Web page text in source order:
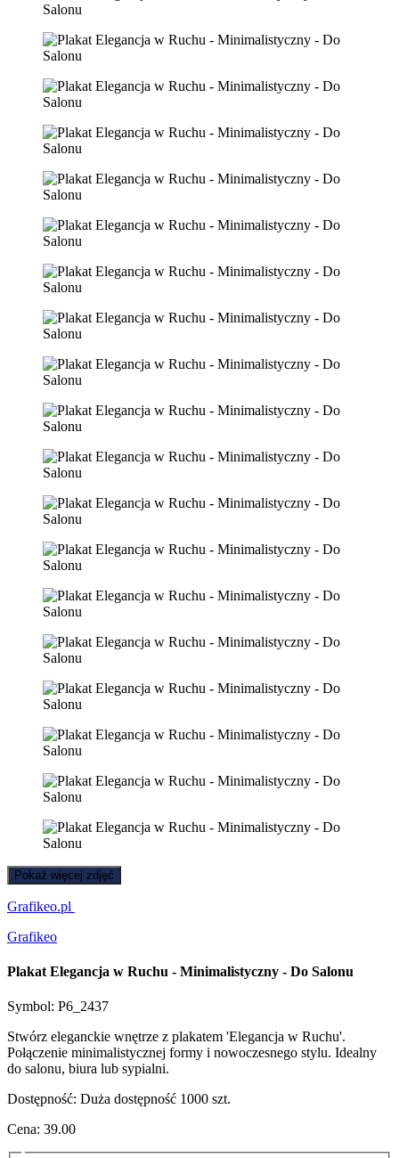
Pokaż więcej zdjęć
Grafikeo.pl
Grafikeo
Plakat Elegancja w Ruchu - Minimalistyczny - Do Salonu
Symbol: P6_2437
Stwórz eleganckie wnętrze z plakatem 'Elegancja w Ruchu'.
Połączenie minimalistycznej formy i nowoczesnego stylu. Idealny
do salonu, biura lub sypialni.
Dostępność: Duża dostępność 1000 szt.
Cena: 39.00